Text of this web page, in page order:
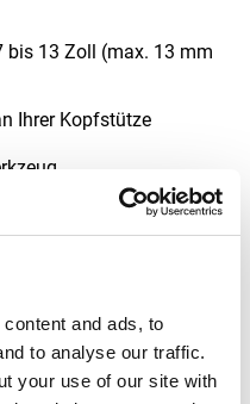
and ads, to
to analyse our traffic.
your use of our site with
bis 13 Zoll (max. 13 mm
Ihrer Kopfstütze
im Hoch- als auch
an einem
Sie es einrasten!
Kopfstütze